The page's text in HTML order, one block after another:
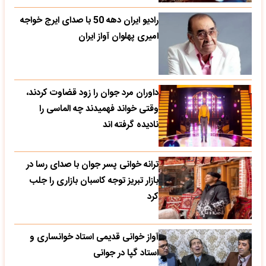
رادیو ایران دهه 50 با صدای ایرج خواجه
امیری پهلوان آواز ایران
داوران مرد جوان را زود قضاوت کردند،
وقتی خواند فهمیدند چه الماسی را
نادیده گرفته اند
ترانه خوانی پسر جوان با صدای رسا در
بازار تبریز توجه کاسبان بازاری را جلب
کرد
آواز خوانی قدیمی استاد خوانساری و
استاد گپا در جوانی